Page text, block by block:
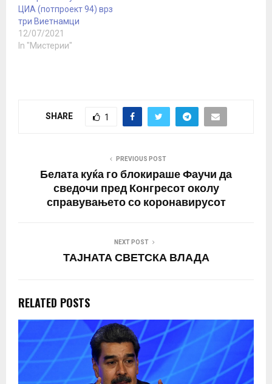
ЦИА (потпроект 94) врз
три Виетнамци
12/07/2021
In "Мистерии"
SHARE 1
PREVIOUS POST
Белата куќа го блокираше Фаучи да
сведочи пред Конгресот околу
справувањето со коронавирусот
NEXT POST
ТАЈНАТА СВЕТСКА ВЛАДА
RELATED POSTS